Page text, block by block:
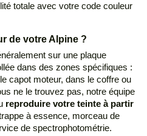
totale avec votre code couleur
de votre Alpine ?
sur une plaque
dans des zones spécifiques :
capot moteur, dans le coffre ou
ne le trouvez pas, notre équipe
reproduire votre teinte à partir
à essence, morceau de
de spectrophotométrie.